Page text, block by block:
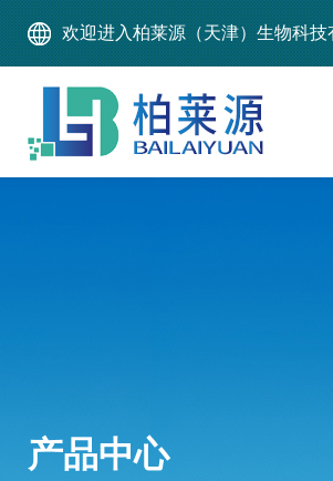
欢迎进入柏莱源（天津）生物科技
产品中心